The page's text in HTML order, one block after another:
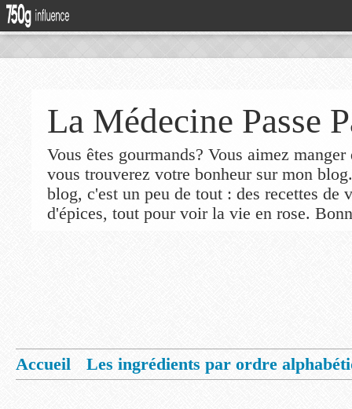
La Médecine Passe
Vous êtes gourmands? Vous aimez
vous trouverez votre bonheur sur mon
blog, c'est un peu de tout : des recettes de
d'épices, tout pour voir la vie en rose.
Accueil
Les ingrédients par ordre